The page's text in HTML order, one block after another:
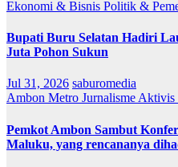
Ekonomi & Bisnis Politik &
Bupati Buru Selatan Hadiri
Juta Pohon Sukun
Jul 31, 2026 saburomedia
Ambon Metro Jurnalisme Aktivis
Pemkot Ambon Sambut
Maluku, yang rencananya